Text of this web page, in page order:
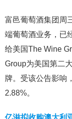
富邑葡萄酒集团周
端葡萄酒业务，已
给美国The Wine
Group为美国第二
牌。受该公告影响
2.88%。
亿滋拟收购澳大利